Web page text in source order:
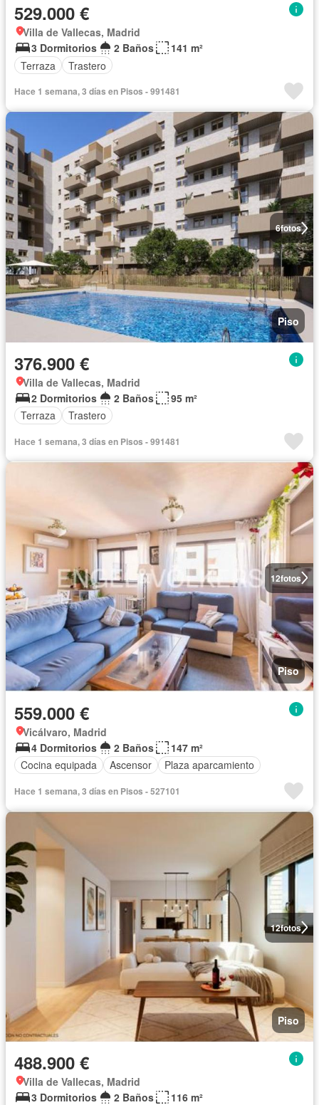
529.000 €
Villa de Vallecas, Madrid
3 Dormitorios
2 Baños
141 m²
Terraza
Trastero
Hace 1 semana, 3 días en Pisos - 991481
6fotos
Piso
376.900 €
Villa de Vallecas, Madrid
2 Dormitorios
2 Baños
95 m²
Terraza
Trastero
Hace 1 semana, 3 días en Pisos - 991481
12fotos
Piso
559.000 €
Vicálvaro, Madrid
4 Dormitorios
2 Baños
147 m²
Cocina equipada
Ascensor Plaza aparcamiento
Hace 1 semana, 3 días en Pisos - 527101
12fotos
Piso
488.900 €
Villa de Vallecas, Madrid
3 Dormitorios
2 Baños
116 m²